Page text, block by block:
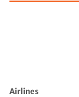
Airlines